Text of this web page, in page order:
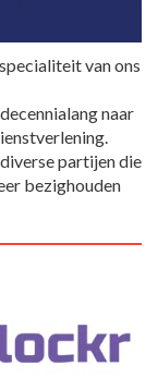
van ons
naar
partijen die
bezighouden